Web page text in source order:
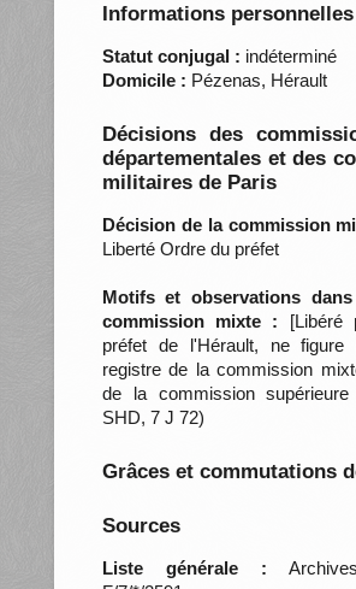
Informations personnelles
Statut conjugal : indéterminé
Domicile : Pézenas, Hérault
Décisions des
départementales et des
militaires de Paris
Décision de la commission
Liberté Ordre du préfet
Motifs et observations
commission mixte : [Libéré
préfet de l'Hérault, ne
registre de la commission
de la commission
SHD, 7 J 72)
Grâces et commutations
Sources
Liste générale :